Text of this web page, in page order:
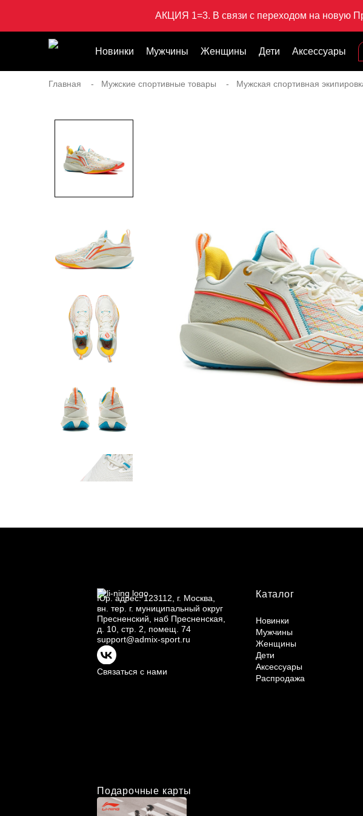
АКЦИЯ 1=3. В связи с переходом на новую
Новинки Мужчины Женщины Дети Аксессуары
Главная Мужские спортивные товары Мужская спортивная
Юр. адрес: 123112, г. Москва,
вн. тер. г. муниципальный округ
Пресненский, наб Пресненская,
д. 10, стр. 2, помещ. 74
support@admix-sport.ru
Связаться с нами
Каталог
Новинки
Мужчины
Женщины
Дети
Аксессуары
Распродажа
Подарочные карты